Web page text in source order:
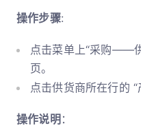
操作步骤:
点击菜单上“采购——
页。
点击供货商所在行的 “
操作说明：